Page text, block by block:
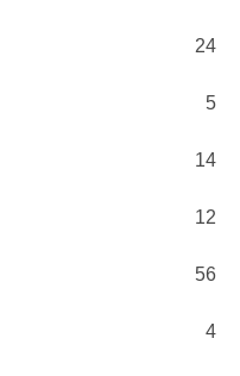
24
5
14
12
56
4